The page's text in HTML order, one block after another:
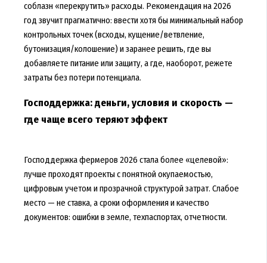
соблазн «перекрутить» расходы. Рекомендация на 2026
год звучит прагматично: ввести хотя бы минимальный набор
контрольных точек (всходы, кущение/ветвление,
бутонизация/колошение) и заранее решить, где вы
добавляете питание или защиту, а где, наоборот, режете
затраты без потери потенциала.
Господдержка: деньги, условия и скорость —
где чаще всего теряют эффект
Господдержка фермеров 2026 стала более «целевой»:
лучше проходят проекты с понятной окупаемостью,
цифровым учетом и прозрачной структурой затрат. Слабое
место — не ставка, а сроки оформления и качество
документов: ошибки в земле, техпаспортах, отчетности.